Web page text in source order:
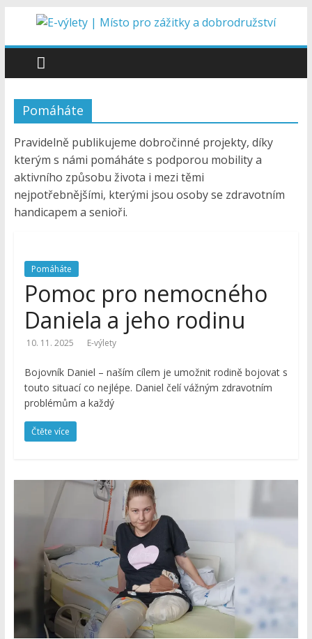
Přeskočit
obsah
E-
výlety
|
Místo
pro
a
dobrodružství
Dobrodružné
výlety
kolech,
turistiku,
výlety,
cyklotrasy,
bike
parky,
zajímavá
turistická
místa,
Pomáháte
Pravidelně publikujeme dobročinné projekty, díky
kterým s námi pomáháte s podporou mobility a
aktivního způsobu života i mezi těmi
nejpotřebnějšími, kterými jsou osoby se zdravotním
handicapem a senioři.
Pomáháte
Pomoc pro nemocného
Daniela a jeho rodinu
10. 11. 2025 E-výlety
Bojovník Daniel – naším cílem je umožnit rodině bojovat s
touto situací co nejlépe. Daniel čelí vážným zdravotním
problémům a každý
Čtěte více